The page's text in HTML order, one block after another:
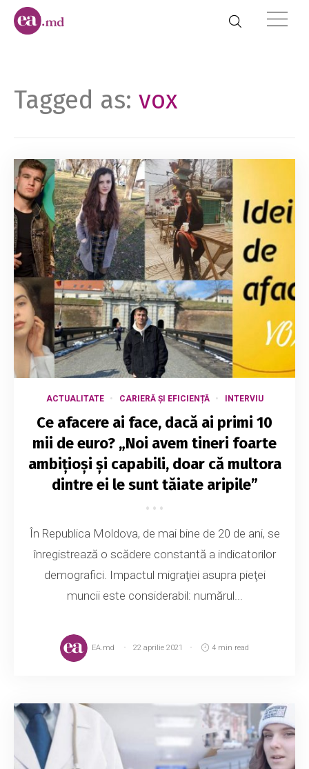
Tagged as: vox
ACTUALITATE CARIERĂ ȘI EFICIENȚĂ INTERVIU
Ce afacere ai face, dacă ai primi 10
mii de euro? „Noi avem tineri foarte
ambițioși și capabili, doar că multora
dintre ei le sunt tăiate aripile”
În Republica Moldova, de mai bine de 20 de ani, se
înregistrează o scădere constantă a indicatorilor
demografici. Impactul migraţiei asupra pieţei
muncii este considerabil: numărul...
EA.md 22 aprilie 2021 4 min read